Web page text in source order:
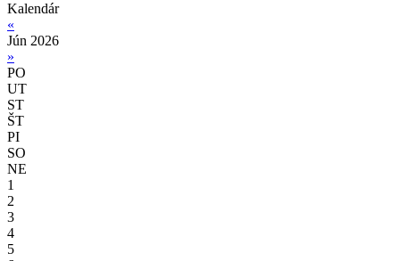
Kalendár
«
Jún 2026
»
PO
UT
ST
ŠT
PI
SO
NE
1
2
3
4
5